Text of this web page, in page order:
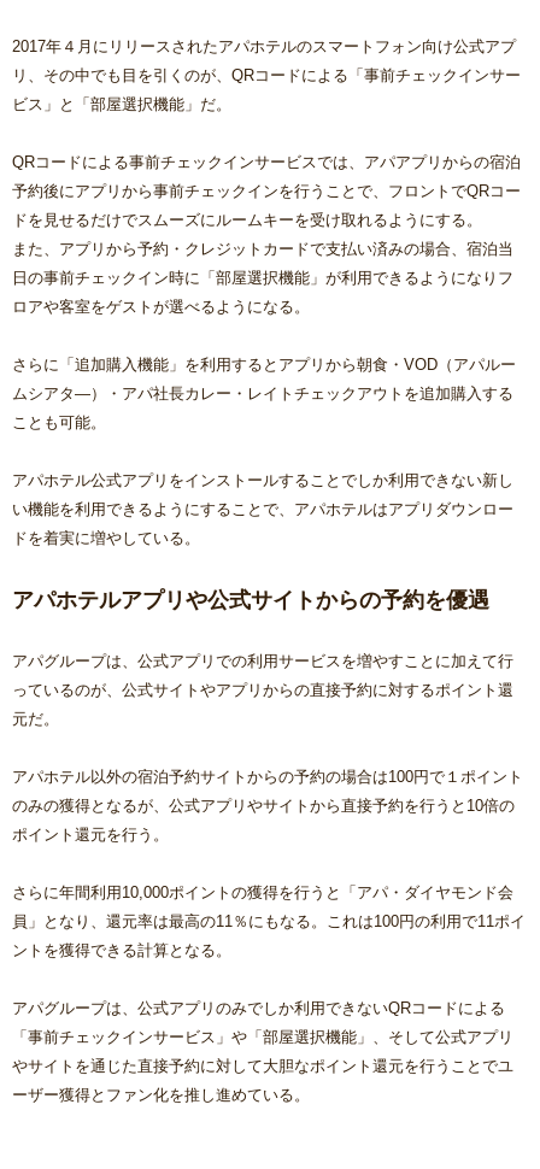
2017年４月にリリースされたアパホテルのスマートフォン向け公式アプ
リ、その中でも目を引くのが、QRコードによる「事前チェックインサー
ビス」と「部屋選択機能」だ。
QRコードによる事前チェックインサービスでは、アパアプリからの宿泊
予約後にアプリから事前チェックインを行うことで、フロントでQRコー
ドを見せるだけでスムーズにルームキーを受け取れるようにする。
また、アプリから予約・クレジットカードで支払い済みの場合、宿泊当
日の事前チェックイン時に「部屋選択機能」が利用できるようになりフ
ロアや客室をゲストが選べるようになる。
さらに「追加購入機能」を利用するとアプリから朝食・VOD（アパルー
ムシアタ―）・アパ社長カレー・レイトチェックアウトを追加購入する
ことも可能。
アパホテル公式アプリをインストールすることでしか利用できない新し
い機能を利用できるようにすることで、アパホテルはアプリダウンロー
ドを着実に増やしている。
アパホテルアプリや公式サイトからの予約を優遇
アパグループは、公式アプリでの利用サービスを増やすことに加えて行
っているのが、公式サイトやアプリからの直接予約に対するポイント還
元だ。
アパホテル以外の宿泊予約サイトからの予約の場合は100円で１ポイント
のみの獲得となるが、公式アプリやサイトから直接予約を行うと10倍の
ポイント還元を行う。
さらに年間利用10,000ポイントの獲得を行うと「アパ・ダイヤモンド会
員」となり、還元率は最高の11％にもなる。これは100円の利用で11ポイ
ントを獲得できる計算となる。
アパグループは、公式アプリのみでしか利用できないQRコードによる
「事前チェックインサービス」や「部屋選択機能」、そして公式アプリ
やサイトを通じた直接予約に対して大胆なポイント還元を行うことでユ
ーザー獲得とファン化を推し進めている。